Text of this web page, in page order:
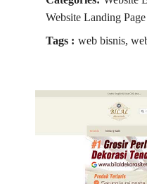
Website Landing Page
Tags : web bisnis,